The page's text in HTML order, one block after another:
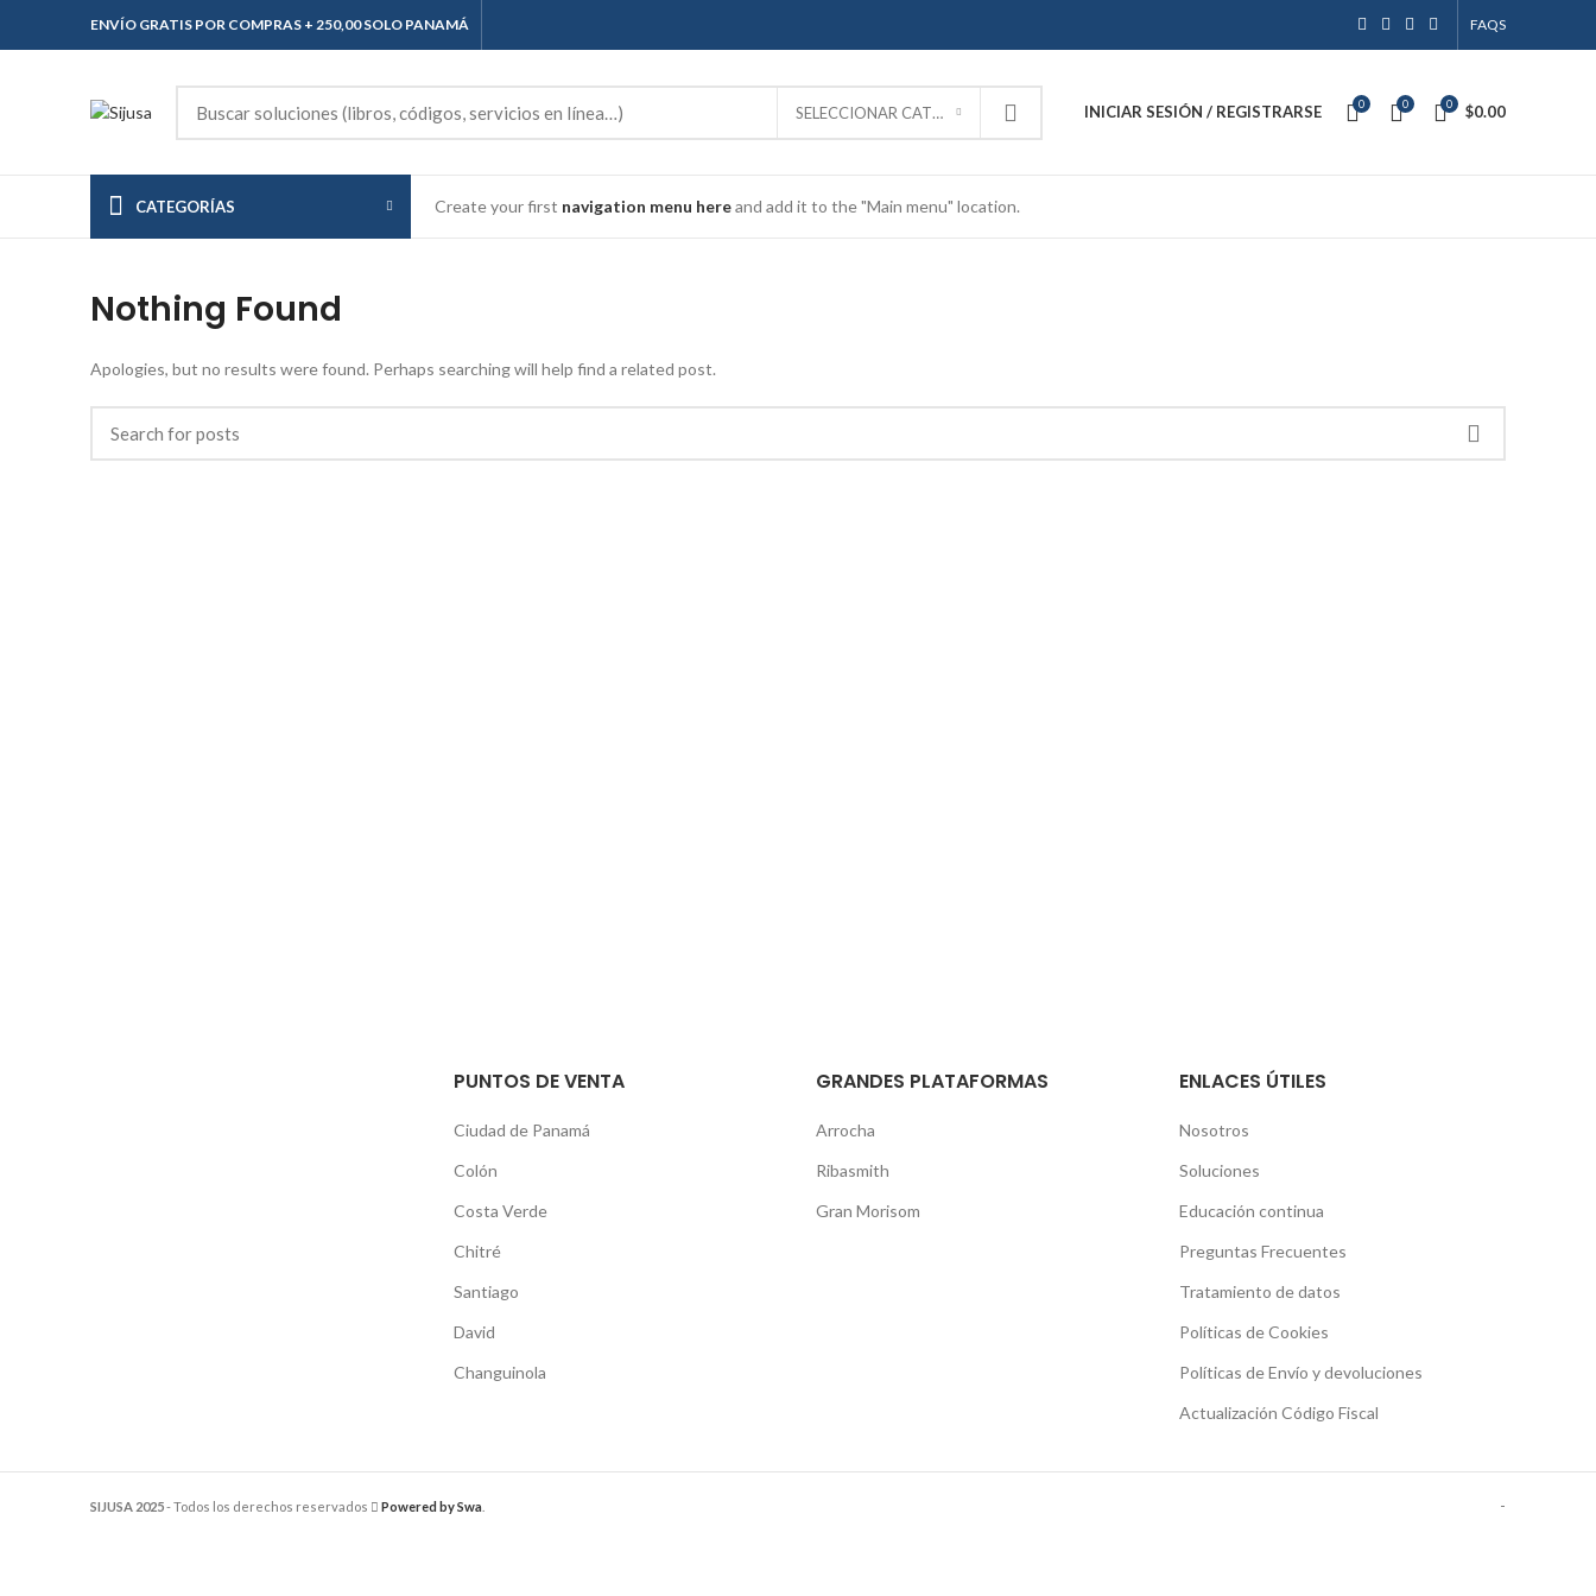
ENVÍO GRATIS POR COMPRAS + 250,00 SOLO PANAMÁ FAQS
SELECCIONAR CATEGORÍA INICIAR SESIÓN / REGISTRARSE 0 0 0 $0.00
CATEGORÍAS Create your first navigation menu hereand add it to the "Main menu" location.
Nothing Found
Apologies, but no results were found. Perhaps searching will help find a related post.
PUNTOS DE VENTA
Ciudad de Panamá
Colón
Costa Verde
Chitré
Santiago
David
Changuinola
GRANDES PLATAFORMAS
Arrocha
Ribasmith
Gran Morisom
ENLACES ÚTILES
Nosotros
Soluciones
Educación continua
Preguntas Frecuentes
Tratamiento de datos
Políticas de Cookies
Políticas de Envío y devoluciones
Actualización Código Fiscal
SIJUSA 2025- Todos los derechos reservados Powered by Swa -